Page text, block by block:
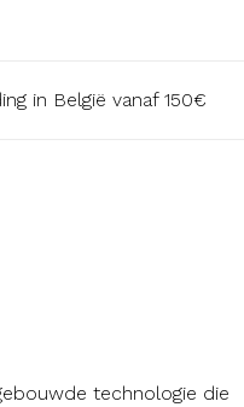
in België vanaf 150€
technologie die